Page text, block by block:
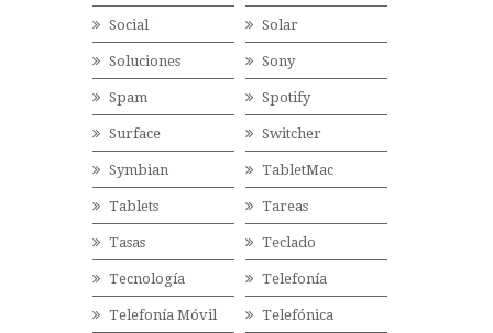
Social Solar
Soluciones Sony
Spam Spotify
Surface Switcher
Symbian TabletMac
Tablets Tareas
Tasas Teclado
Tecnología Telefonía
Telefonía Móvil Telefónica